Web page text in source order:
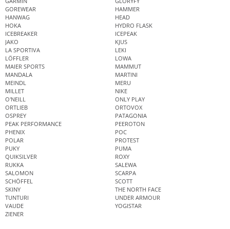
GOREWEAR
HAMMER
HANWAG
HEAD
HOKA
HYDRO FLASK
ICEBREAKER
ICEPEAK
JAKO
KJUS
LA SPORTIVA
LEKI
LÖFFLER
LOWA
MAIER SPORTS
MAMMUT
MANDALA
MARTINI
MEINDL
MERU
MILLET
NIKE
O'NEILL
ONLY PLAY
ORTLIEB
ORTOVOX
OSPREY
PATAGONIA
PEAK PERFORMANCE
PEEROTON
PHENIX
POC
POLAR
PROTEST
PUKY
PUMA
QUIKSILVER
ROXY
RUKKA
SALEWA
SALOMON
SCARPA
SCHÖFFEL
SCOTT
SKINY
THE NORTH FACE
TUNTURI
UNDER ARMOUR
VAUDE
YOGISTAR
ZIENER